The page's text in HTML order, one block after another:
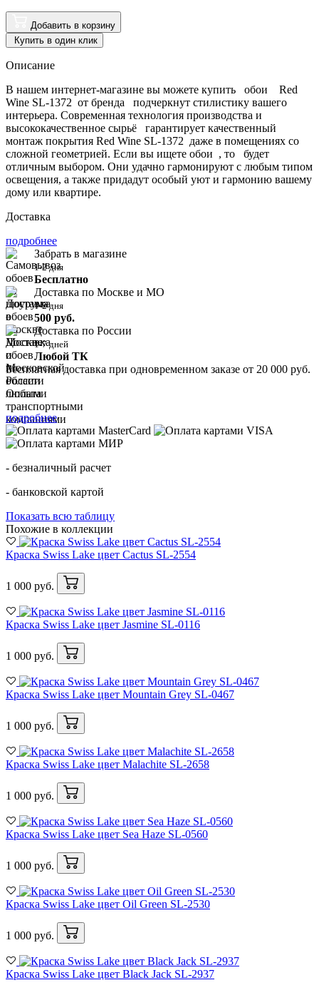
Добавить в корзину
Купить в один клик
Описание
В нашем интернет-магазине вы можете купить обои Red
Wine SL-1372 от бренда подчеркнут стилистику вашего
интерьера. Современная технология производства и
высококачественное сырьё гарантирует качественный
монтаж покрытия Red Wine SL-1372 даже в помещениях со
сложной геометрией. Если вы ищете обои , то будет
отличным выбором. Они удачно гармонируют с любым типом
освещения, а также придадут особый уют и гармонию вашему
дому или квартире.
Доставка
подробнее
Забрать в магазине
1-2 дня
Бесплатно
Доставка по Москве и МО
1-2 дня
500 руб.
Доставка по России
1-7 дней
Любой ТК
Бесплатная доставка при одновременном заказе от 20 000 руб.
Оплата
подробнее
- безналичный расчет
- банковской картой
Показать всю таблицу
Похожие в коллекции
Краска Swiss Lake цвет Cactus SL-2554
1 000 руб.
Краска Swiss Lake цвет Jasmine SL-0116
1 000 руб.
Краска Swiss Lake цвет Mountain Grey SL-0467
1 000 руб.
Краска Swiss Lake цвет Malachite SL-2658
1 000 руб.
Краска Swiss Lake цвет Sea Haze SL-0560
1 000 руб.
Краска Swiss Lake цвет Oil Green SL-2530
1 000 руб.
Краска Swiss Lake цвет Black Jack SL-2937